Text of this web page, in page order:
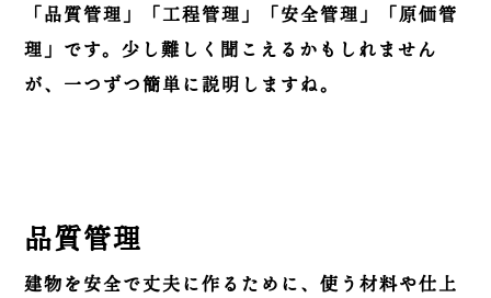
「品質管理」「工程管理」「安全管理」「原価管
理」です。少し難しく聞こえるかもしれません
が、一つずつ簡単に説明しますね。
品質管理
建物を安全で丈夫に作るために、使う材料や仕上